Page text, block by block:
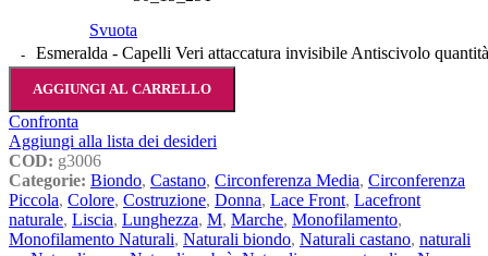
Svuota
Esmeralda - Capelli Veri attaccatura invisibile Antiscivolo quantità
AGGIUNGI AL CARRELLO
Confronta
Aggiungi alla lista dei desideri
COD: g3006
Categorie: Biondo, Castano, Circonferenza Media, Circonferenza
Piccola, Colore, Costruzione, Donna, Lace Front, Lacefront
naturale, Liscia, Lunghezza, M, Marche, Monofilamento,
Monofilamento Naturali, Naturali biondo, Naturali castano, naturali